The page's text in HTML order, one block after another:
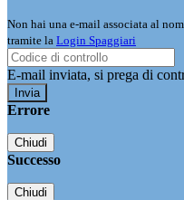
Non hai una e-mail associata al
tramite la Login Spaggiari
E-mail inviata, si prega di
Errore
Chiudi
Successo
Chiudi